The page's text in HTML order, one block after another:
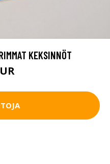
KEKSINNÖT